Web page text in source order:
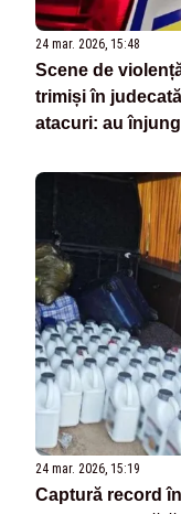
24 mar. 2026, 15:48
Scene de
trimiși în
atacuri: au
24 mar. 2026, 15:19
Captură record